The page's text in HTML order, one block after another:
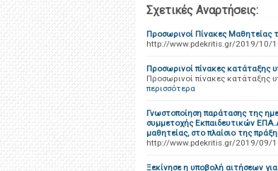
Σχετικές Αναρτήσεις:
Προσωρινοί Πίνακες
http://www.pdekritis.gr/2019/10/
Προσωρινοί πίνακες
Προσωρινοί πίνακες
περισσότερα
Γνωστοποίηση παράτασης της
συμμετοχής Εκπαιδευτικών
μαθητείας, στο πλαίσιο της
http://www.pdekritis.gr/2019/09/
Ξεκίνησε η υποβολή αιτήσεων